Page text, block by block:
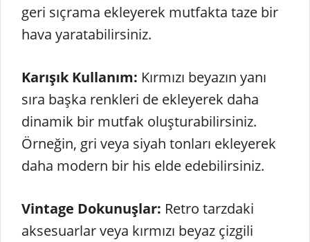
geri sıçrama ekleyerek mutfakta taze bir
hava yaratabilirsiniz.
Karışık Kullanım: Kırmızı beyazın yanı
sıra başka renkleri de ekleyerek daha
dinamik bir mutfak oluşturabilirsiniz.
Örneğin, gri veya siyah tonları ekleyerek
daha modern bir his elde edebilirsiniz.
Vintage Dokunuşlar: Retro tarzdaki
aksesuarlar veya kırmızı beyaz çizgili